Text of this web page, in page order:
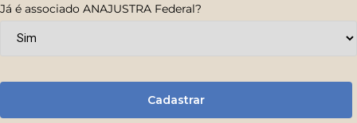
Já é associado ANAJUSTRA Federal?
Cadastrar